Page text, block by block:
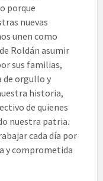
porque
nuevas
unen como
Roldán asumir
sus familias,
de orgullo y
historia,
de quienes
nuestra patria.
cada día por
y comprometida